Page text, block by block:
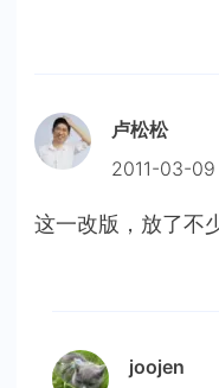
卢松松
2011-03-
这一改版，放了不
joojen